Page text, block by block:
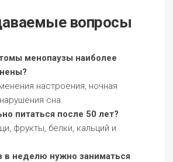
вопросы
менопаузы наиболее
настроения, ночная
сна.
питаться после 50 лет?
фрукты, белки, кальций и
в неделю нужно заниматься